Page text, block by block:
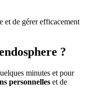
et de gérer efficacement
?
minutes et pour
personnelles et de